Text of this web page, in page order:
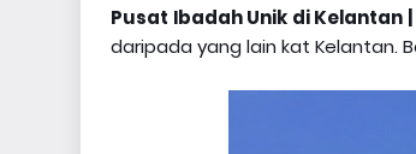
Pusat Ibadah Unik di Kelantan |
daripada yang lain kat Kelantan.